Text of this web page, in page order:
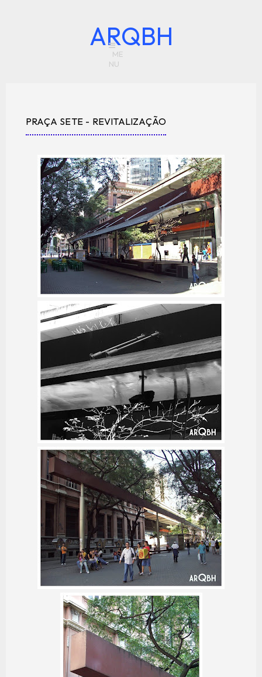
ARQBH
PRAÇA SETE - REVITALIZAÇÃO